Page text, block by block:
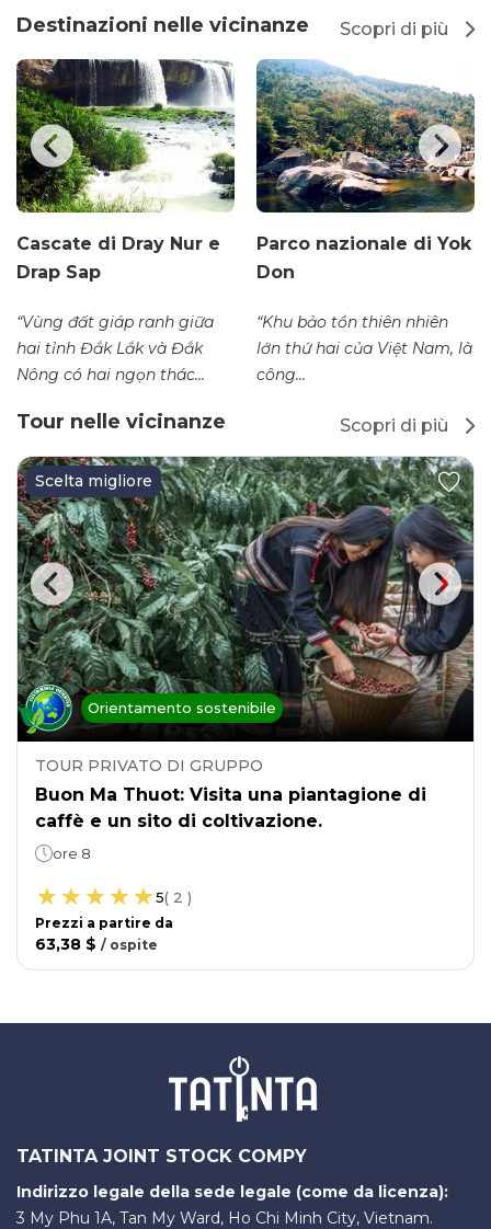
Destinazioni nelle vicinanze Scopri di più
Cascate di Dray Nur e
Drap Sap
“Vùng đất giáp ranh giữa
hai tỉnh Đắk Lắk và Đắk
Nông có hai ngọn thác...
Parco nazionale di Yok
Don
“Khu bảo tồn thiên nhiên
lớn thứ hai của Việt Nam, là
công...
Tour nelle vicinanze Scopri di più
Scelta migliore
Orientamento sostenibile
TOUR PRIVATO DI GRUPPO
Buon Ma Thuot: Visita una piantagione di
caffè e un sito di coltivazione.
ore 8
5( 2 )
Prezzi a partire da
63,38 $ / ospite
TATINTA JOINT STOCK COMPY
Indirizzo legale della sede legale (come da licenza):
3 My Phu 1A, Tan My Ward, Ho Chi Minh City, Vietnam.